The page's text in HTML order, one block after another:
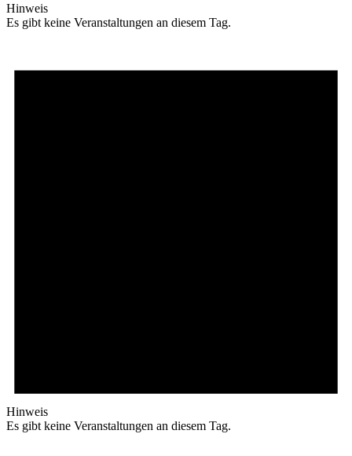
Hinweis
Es gibt keine Veranstaltungen an diesem Tag.
Hinweis
Es gibt keine Veranstaltungen an diesem Tag.